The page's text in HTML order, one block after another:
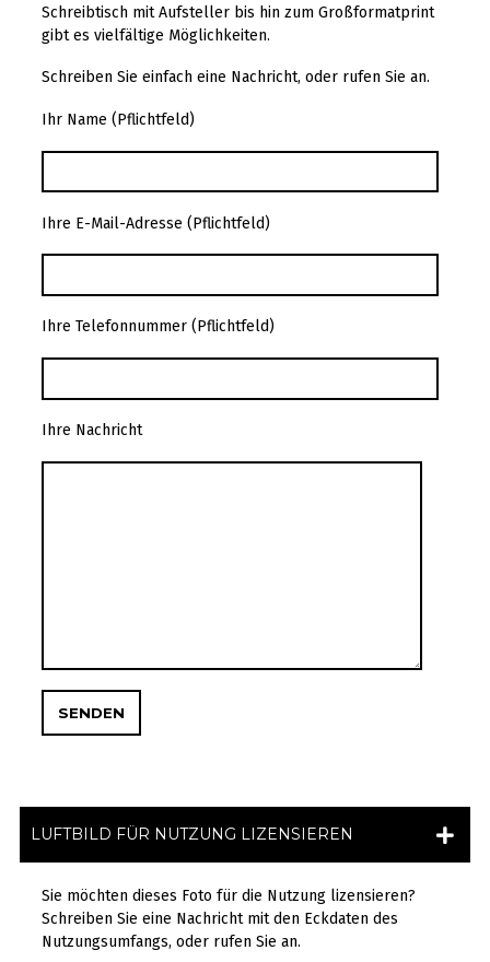
Schreibtisch mit Aufsteller bis hin zum Großformatprint
gibt es vielfältige Möglichkeiten.
Schreiben Sie einfach eine Nachricht, oder rufen Sie an.
Ihr Name (Pflichtfeld)
Ihre E-Mail-Adresse (Pflichtfeld)
Ihre Telefonnummer (Pflichtfeld)
Ihre Nachricht
LUFTBILD FÜR NUTZUNG LIZENSIEREN
Sie möchten dieses Foto für die Nutzung lizensieren?
Schreiben Sie eine Nachricht mit den Eckdaten des
Nutzungsumfangs, oder rufen Sie an.